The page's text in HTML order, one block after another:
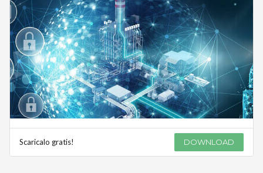
Scaricalo gratis! DOWNLOAD